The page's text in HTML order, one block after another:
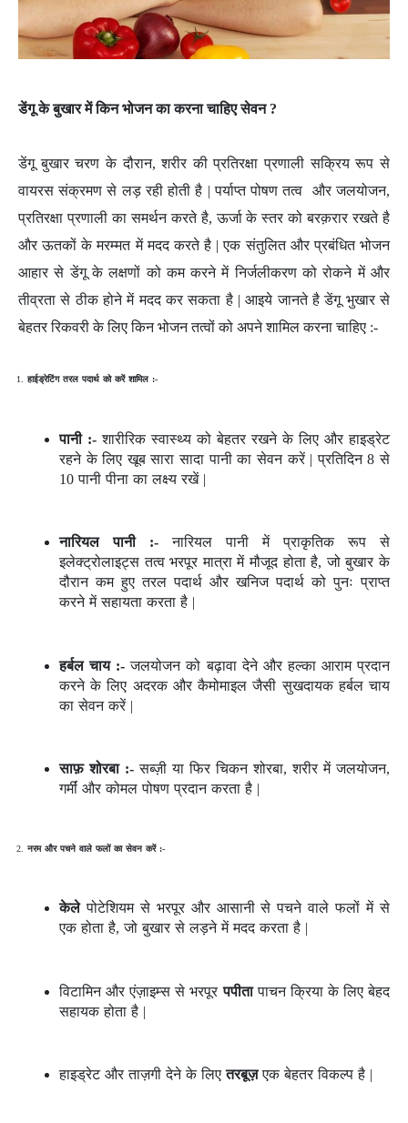
डेंगू के बुखार में किन भोजन का करना चाहिए सेवन ?
डेंगू बुखार चरण के दौरान, शरीर की प्रतिरक्षा प्रणाली सक्रिय रूप से
वायरस संक्रमण से लड़ रही होती है | पर्याप्त पोषण तत्व और जलयोजन,
प्रतिरक्षा प्रणाली का समर्थन करते है, ऊर्जा के स्तर को बरक़रार रखते है
और ऊतकों के मरम्मत में मदद करते है | एक संतुलित और प्रबंधित भोजन
आहार से डेंगू के लक्षणों को कम करने में निर्जलीकरण को रोकने में और
तीव्रता से ठीक होने में मदद कर सकता है | आइये जानते है डेंगू भुखार से
बेहतर रिकवरी के लिए किन भोजन तत्वों को अपने शामिल करना चाहिए :-
हाईड्रेटिंग तरल पदार्थ को करें शामिल :-
पानी :-शारीरिक स्वास्थ्य को बेहतर रखने के लिए और हाइड्रेट
रहने के लिए खूब सारा सादा पानी का सेवन करें | प्रतिदिन 8 से
10 पानी पीना का लक्ष्य रखें |
नारियल पानी :-नारियल पानी में प्राकृतिक रूप से
इलेक्ट्रोलाइट्स तत्व भरपूर मात्रा में मौजूद होता है, जो बुखार के
दौरान कम हुए तरल पदार्थ और खनिज पदार्थ को पुनः प्राप्त
करने में सहायता करता है |
हर्बल चाय :-जलयोजन को बढ़ावा देने और हल्का आराम प्रदान
करने के लिए अदरक और कैमोमाइल जैसी सुखदायक हर्बल चाय
का सेवन करें |
साफ़ शोरबा :-सब्ज़ी या फिर चिकन शोरबा, शरीर में जलयोजन,
गर्मीं और कोमल पोषण प्रदान करता है |
नरम और पचने वाले फलों का सेवन करें :-
केलेपोटेशियम से भरपूर और आसानी से पचने वाले फलों में से
एक होता है, जो बुखार से लड़ने में मदद करता है |
विटामिन और एंज़ाइम्स से भरपूरपपीतापाचन क्रिया के लिए बेहद
सहायक होता है |
हाइड्रेट और ताज़गी देने के लिएतरबूज़एक बेहतर विकल्प है |